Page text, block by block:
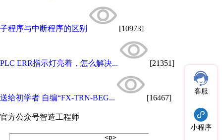
子程序与中断程序的区别 [10973]
PLC ERR指示灯亮着，怎么解决... [21351]
送给初学者 自编“FX-TRN-BEG... [16467]
官方公众号智造工程师
客服
小程序